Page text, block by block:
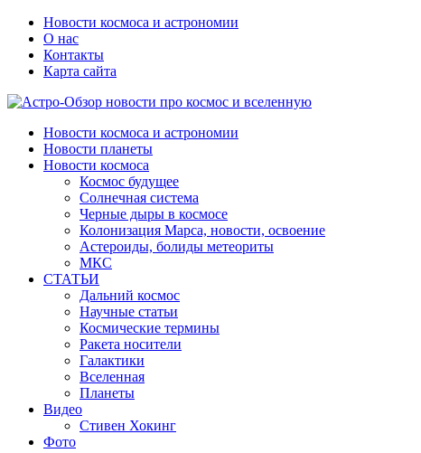
Новости космоса и астрономии
О нас
Контакты
Карта сайта
Новости космоса и астрономии
Новости планеты
Новости космоса
Космос будущее
Солнечная система
Черные дыры в космосе
Колонизация Марса, новости, освоение
Астероиды, болиды метеориты
МКС
СТАТЬИ
Дальний космос
Научные статьи
Космические термины
Ракета носители
Галактики
Вселенная
Планеты
Видео
Стивен Хокинг
Фото